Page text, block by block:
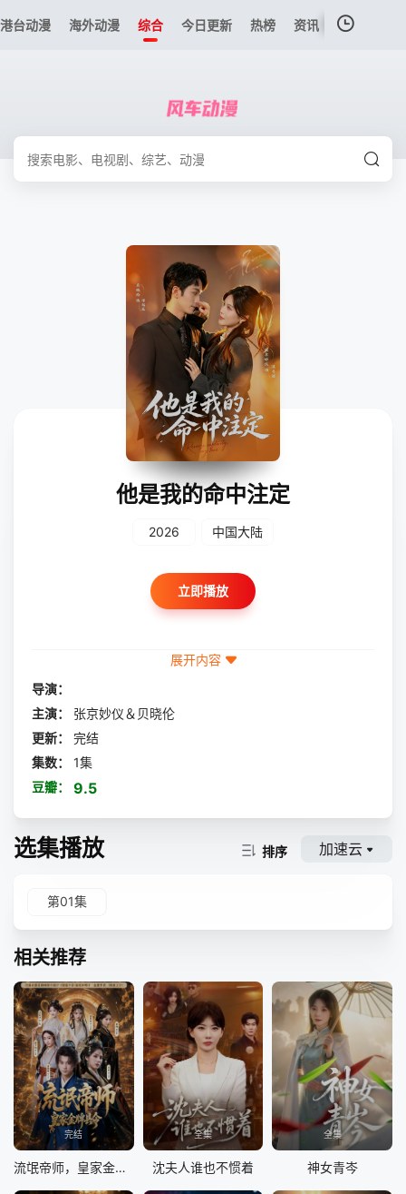
港台动漫 海外动漫 综合 今日更新 热榜 资讯
他是我的命中注定
2026 中国大陆
立即播放
展开内容
导演：
主演：
张京妙仪＆贝晓伦
更新：
完结
集数：
1集
豆瓣：
9.5
选集播放 排序 加速云
第01集
相关推荐
完结
流氓帝师，皇家金牌县令
全集
沈夫人谁也不惯着
全集
神女青岑